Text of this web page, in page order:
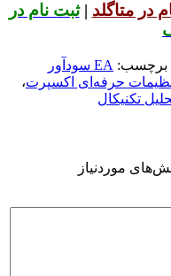
متاگلد |ثبت نام در
EA سودآور
حرفه‌ای اکسپرت،
موردنیاز